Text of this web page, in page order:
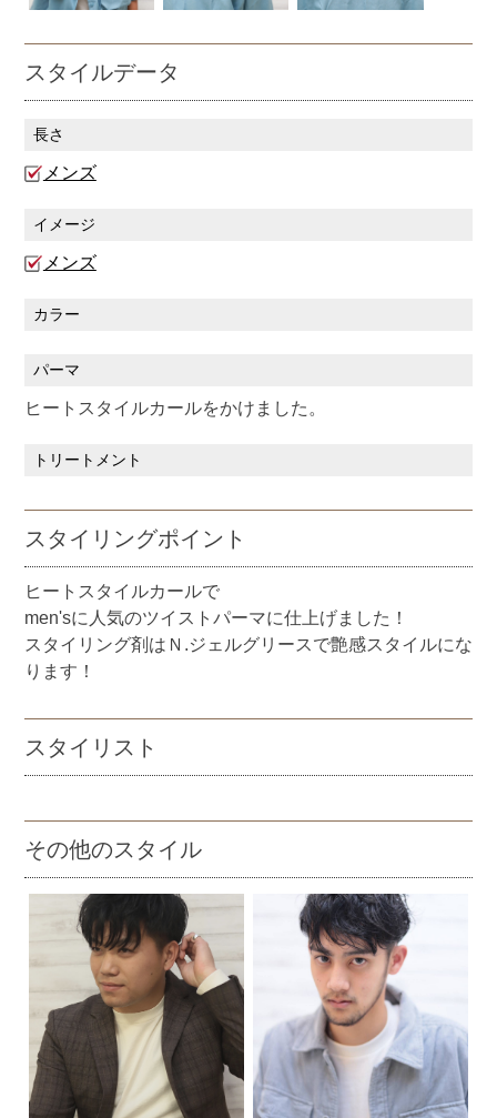
スタイルデータ
長さ
メンズ
イメージ
メンズ
カラー
パーマ
ヒートスタイルカールをかけました。
トリートメント
スタイリングポイント
ヒートスタイルカールで
men'sに人気のツイストパーマに仕上げました！
スタイリング剤はＮ.ジェルグリースで艶感スタイルにな
ります！
スタイリスト
その他のスタイル